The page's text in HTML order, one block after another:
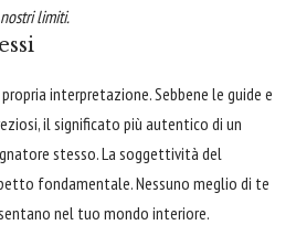
limiti.
interpretazione. Sebbene le guide e
il significato più autentico di un
stesso. La soggettività del
fondamentale. Nessuno meglio di te
nel tuo mondo interiore.